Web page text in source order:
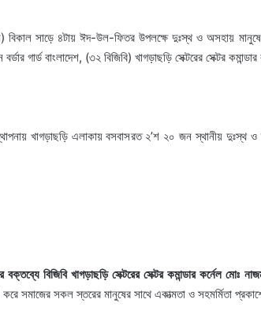
বিকাল সাড়ে ৪টায় ঈদ-উল-ফিতর উপলক্ষে দুঃস্থ ও অসহায়
গার্ড বাংলাদেশ, (৩২ বিজিবি) খাগড়াছড়ি সেক্টরের সেক্টর
খাগড়াছড়ি এলাকায় বসবাসরত ২’শ ২০ জন স্থানীয় দুঃস্থ ও
বক্তব্যে বিজিবি খাগড়াছড়ি সেক্টরের সেক্টর কমান্ডার কর্নেল মোঃ
সমাজের সকল স্তরের মানুষের সাথে একাত্মতা ও সহমর্মিতা